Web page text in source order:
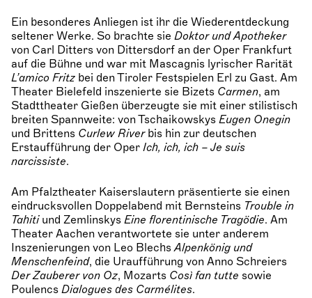
Ein besonderes Anliegen ist ihr die Wiederentdeckung
seltener Werke. So brachte sie Doktor und Apotheker
von Carl Ditters von Dittersdorf an der Oper Frankfurt
auf die Bühne und war mit Mascagnis lyrischer Rarität
L’amico Fritz bei den Tiroler Festspielen Erl zu Gast. Am
Theater Bielefeld inszenierte sie Bizets Carmen, am
Stadttheater Gießen überzeugte sie mit einer stilistisch
breiten Spannweite: von Tschaikowskys Eugen Onegin
und Brittens Curlew Riverbis hin zur deutschen
Erstaufführung der Oper Ich, ich, ich – Je suis
narcissiste.
Am Pfalztheater Kaiserslautern präsentierte sie einen
eindrucksvollen Doppelabend mit Bernsteins Trouble in
Tahitiund Zemlinskys Eine florentinische Tragödie. Am
Theater Aachen verantwortete sie unter anderem
Inszenierungen von Leo BlechsAlpenkönig und
Menschenfeind, die Uraufführung von Anno Schreiers
Der Zauberer von Oz, Mozarts Così fan tutte sowie
Poulencs Dialogues des Carmélites.